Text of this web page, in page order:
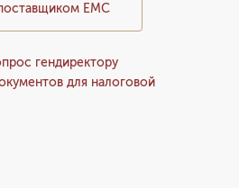
ЕМС
гендиректору
для налоговой